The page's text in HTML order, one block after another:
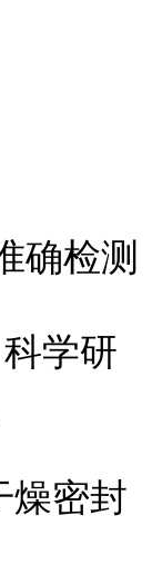
确检测
学研
燥密封